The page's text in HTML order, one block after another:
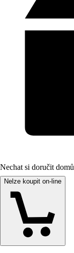
Nechat si doručit domů
Nelze koupit on-line